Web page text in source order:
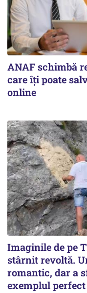
ANAF schimbă
care îți poate
online
Imaginile de pe
stârnit revoltă.
romantic, dar a
exemplul perfect